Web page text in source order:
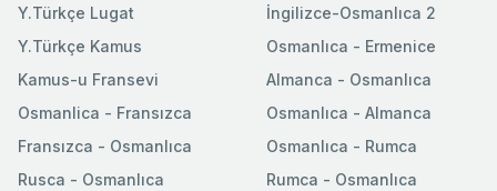
Y.Türkçe Lugat
Y.Türkçe Kamus
İngilizce-Osmanlıca 2
Osmanlıca - Ermenice
Kamus-u Fransevi
Osmanlica - Fransızca
Fransızca - Osmanlıca
Rusca - Osmanlıca
Almanca - Osmanlıca
Osmanlıca - Almanca
Osmanlıca - Rumca
Rumca - Osmanlıca